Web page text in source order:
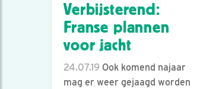
Verbijsterend:
Franse plannen
voor jacht
24.07.19 Ook komend najaar
mag er weer gejaagd worden